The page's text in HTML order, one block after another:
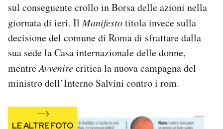
CALENDARIO
AREA PERSONALE
Area Personale
Newsletter
Regala il Post
Hai bisogno di aiuto?
sul conseguente crollo in Borsa delle azioni nella
giornata di ieri. IlManifestotitola invece sulla
decisione del comune di Roma di sfrattare dalla
sua sede la Casa internazionale delle donne,
mentreAvvenirecritica la nuova campagna del
ministro dell’Interno Salvini contro i rom.